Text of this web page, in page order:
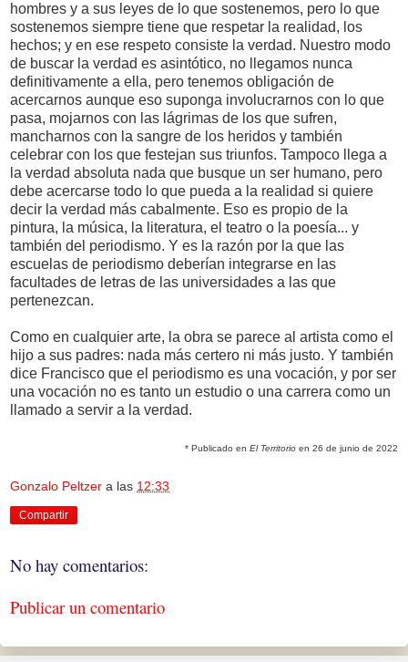
hombres y a sus leyes de lo que sostenemos, pero lo que
sostenemos siempre tiene que respetar la realidad, los
hechos; y en ese respeto consiste la verdad. Nuestro modo
de buscar la verdad es asintótico, no llegamos nunca
definitivamente a ella, pero tenemos obligación de
acercarnos aunque eso suponga involucrarnos con lo que
pasa, mojarnos con las lágrimas de los que sufren,
mancharnos con la sangre de los heridos y también
celebrar con los que festejan sus triunfos. Tampoco llega a
la verdad absoluta nada que busque un ser humano, pero
debe acercarse todo lo que pueda a la realidad si quiere
decir la verdad más cabalmente. Eso es propio de la
pintura, la música, la literatura, el teatro o la poesía... y
también del periodismo. Y es la razón por la que las
escuelas de periodismo deberían integrarse en las
facultades de letras de las universidades a las que
pertenezcan.
Como en cualquier arte, la obra se parece al artista como el
hijo a sus padres: nada más certero ni más justo. Y también
dice Francisco que el periodismo es una vocación, y por ser
una vocación no es tanto un estudio o una carrera como un
llamado a servir a la verdad.
* Publicado en El Territorio en 26 de junio de 2022
Gonzalo Peltzer a las 12:33
Compartir
No hay comentarios:
Publicar un comentario